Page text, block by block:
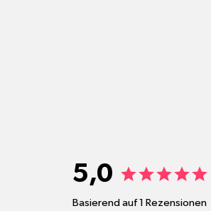
5,0
Basierend auf 1 Rezensionen